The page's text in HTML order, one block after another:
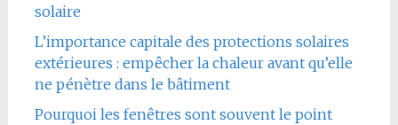
solaire
L’importance capitale des protections solaires
extérieures : empêcher la chaleur avant qu’elle
ne pénètre dans le bâtiment
Pourquoi les fenêtres sont souvent le point